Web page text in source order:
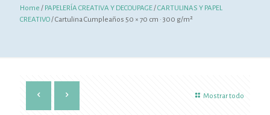
Home / PAPELERÍA CREATIVA Y DECOUPAGE/CARTULINAS Y PAPEL
CREATIVO/ Cartulina Cumpleaños 50 × 70 cm · 300 g/m²
Mostrar todo